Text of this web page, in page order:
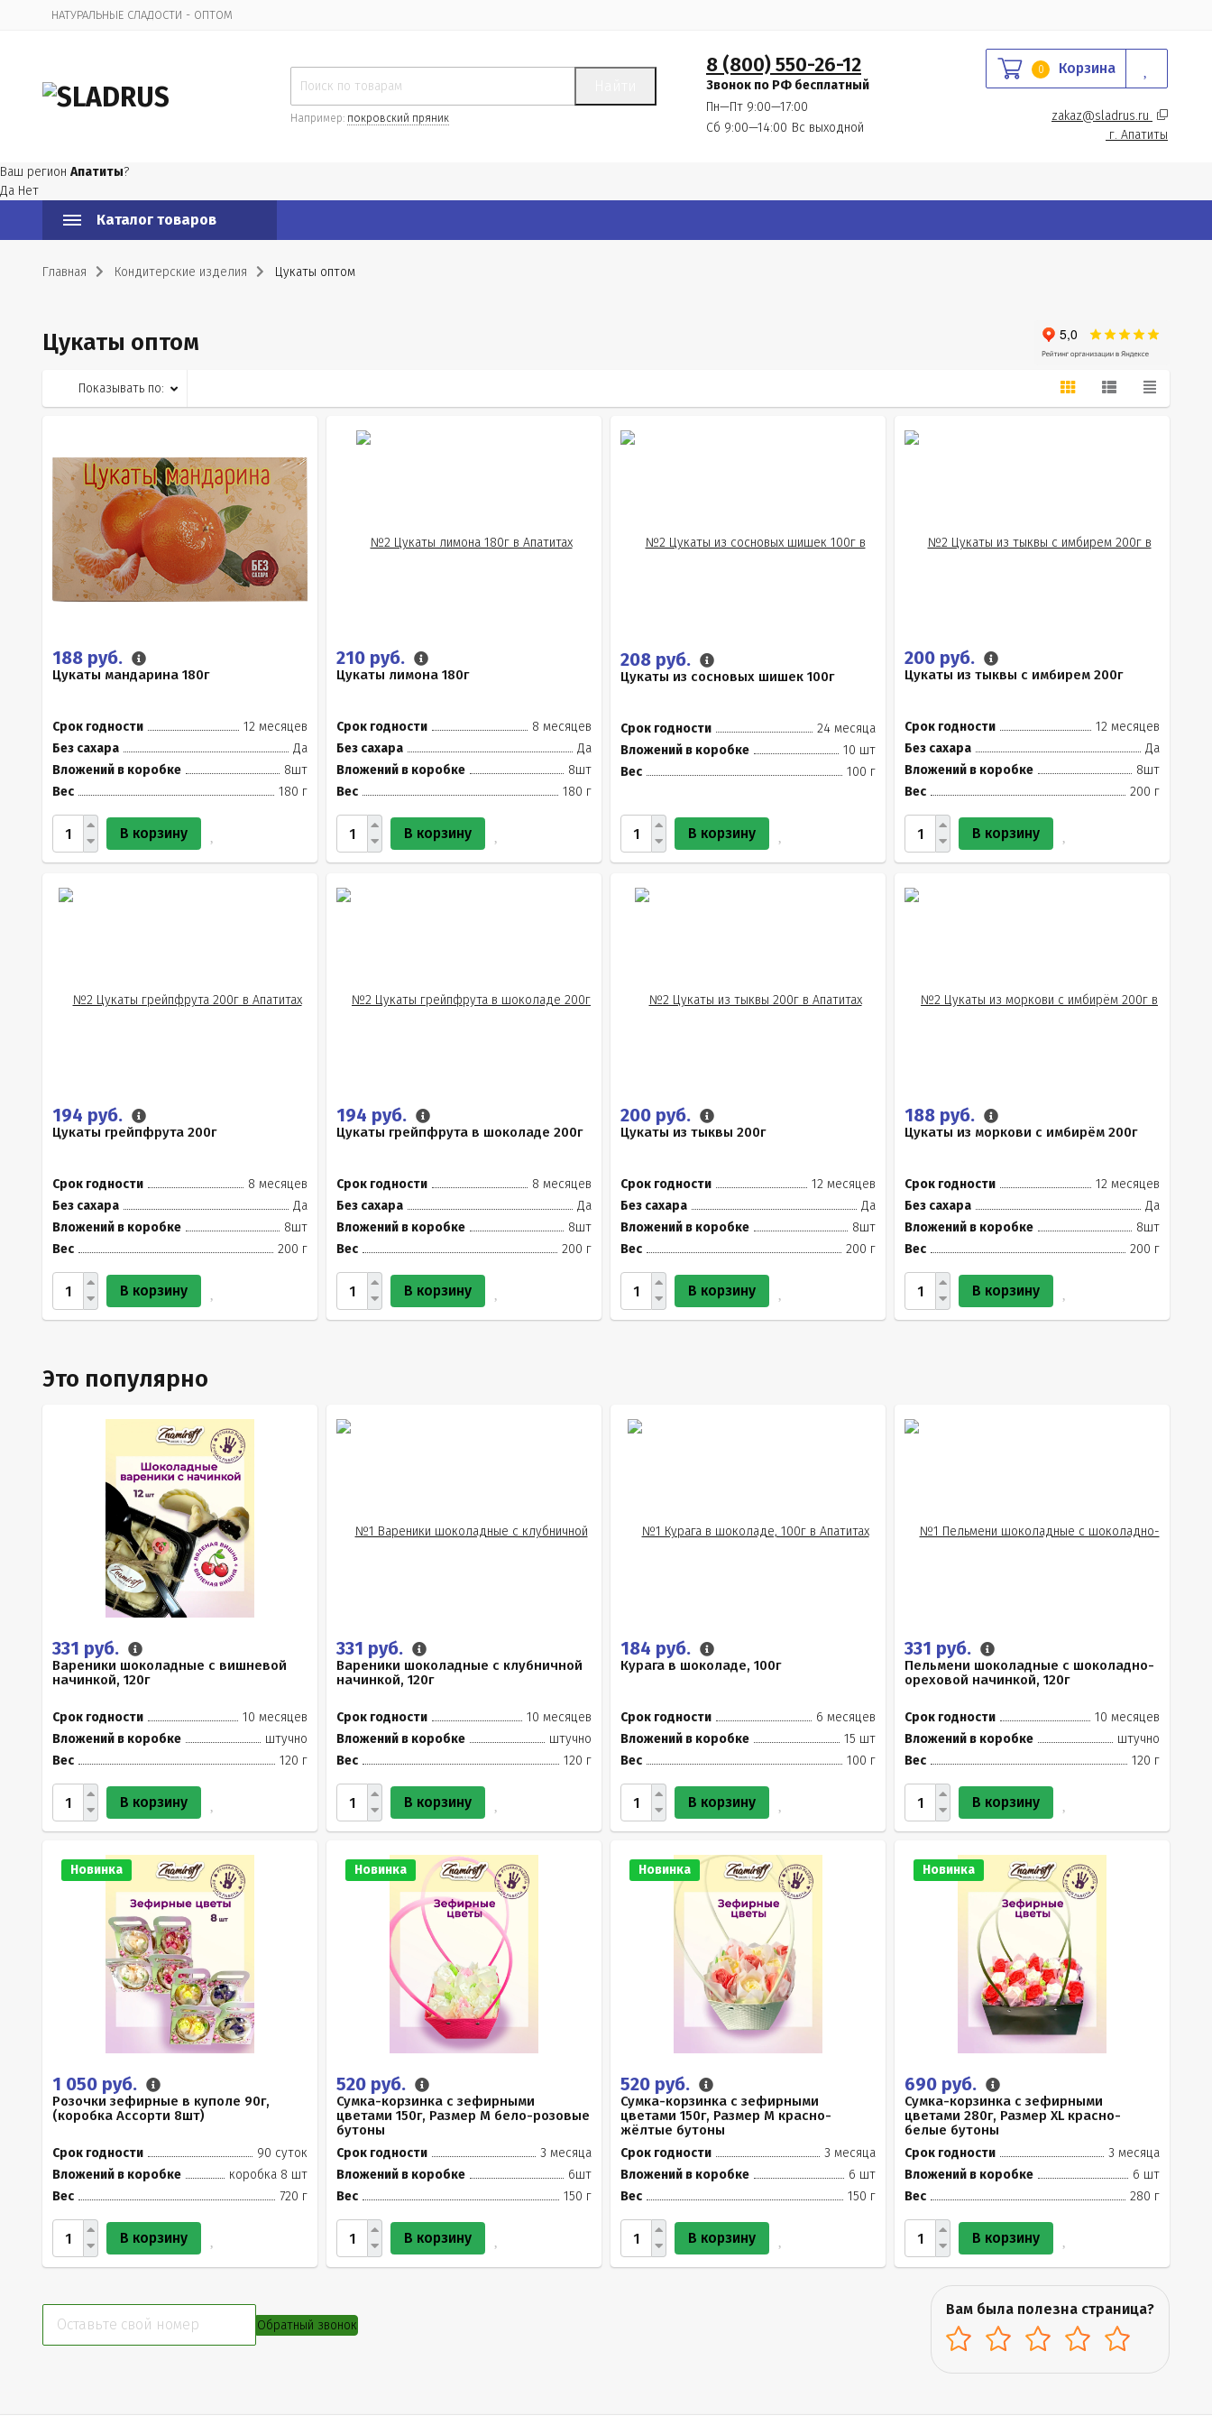
НАТУРАЛЬНЫЕ СЛАДОСТИ - ОПТОМ
Например: покровский пряник
8 (800) 550-26-12
Звонок по РФ бесплатный
Пн—Пт 9:00—17:00
Сб 9:00—14:00 Вс выходной
0 Корзина
zakaz@sladrus.ru
г. Апатиты
Ваш регион Апатиты?
Да Нет
Каталог товаров
Главная Кондитерские изделия Цукаты оптом
Цукаты оптом
Показывать по:
188 руб.
Цукаты мандарина 180г
Срок годности
12 месяцев
Без сахара
Да
Вложений в коробке
8шт
Вес
180 г
В корзину
210 руб.
Цукаты лимона 180г
Срок годности
8 месяцев
Без сахара
Да
Вложений в коробке
8шт
Вес
180 г
В корзину
208 руб.
Цукаты из сосновых шишек 100г
Срок годности
24 месяца
Вложений в коробке
10 шт
Вес
100 г
В корзину
200 руб.
Цукаты из тыквы с имбирем 200г
Срок годности
12 месяцев
Без сахара
Да
Вложений в коробке
8шт
Вес
200 г
В корзину
194 руб.
Цукаты грейпфрута 200г
Срок годности
8 месяцев
Без сахара
Да
Вложений в коробке
8шт
Вес
200 г
В корзину
194 руб.
Цукаты грейпфрута в шоколаде 200г
Срок годности
8 месяцев
Без сахара
Да
Вложений в коробке
8шт
Вес
200 г
В корзину
200 руб.
Цукаты из тыквы 200г
Срок годности
12 месяцев
Без сахара
Да
Вложений в коробке
8шт
Вес
200 г
В корзину
188 руб.
Цукаты из моркови с имбирём 200г
Срок годности
12 месяцев
Без сахара
Да
Вложений в коробке
8шт
Вес
200 г
В корзину
Это популярно
331 руб.
Вареники шоколадные с вишневой
начинкой, 120г
Срок годности
10 месяцев
Вложений в коробке
штучно
Вес
120 г
В корзину
331 руб.
Вареники шоколадные с клубничной
начинкой, 120г
Срок годности
10 месяцев
Вложений в коробке
штучно
Вес
120 г
В корзину
184 руб.
Курага в шоколаде, 100г
Срок годности
6 месяцев
Вложений в коробке
15 шт
Вес
100 г
В корзину
331 руб.
Пельмени шоколадные с шоколадно-
ореховой начинкой, 120г
Срок годности
10 месяцев
Вложений в коробке
штучно
Вес
120 г
В корзину
Новинка
1 050 руб.
Розочки зефирные в куполе 90г,
(коробка Ассорти 8шт)
Срок годности
90 суток
Вложений в коробке
коробка 8 шт
Вес
720 г
В корзину
Новинка
520 руб.
Сумка-корзинка с зефирными
цветами 150г, Размер М бело-розовые
бутоны
Срок годности
3 месяца
Вложений в коробке
6шт
Вес
150 г
В корзину
Новинка
520 руб.
Сумка-корзинка с зефирными
цветами 150г, Размер М красно-
жёлтые бутоны
Срок годности
3 месяца
Вложений в коробке
6 шт
Вес
150 г
В корзину
Новинка
690 руб.
Сумка-корзинка с зефирными
цветами 280г, Размер XL красно-
белые бутоны
Срок годности
3 месяца
Вложений в коробке
6 шт
Вес
280 г
В корзину
Обратный звонок
Вам была полезна страница?